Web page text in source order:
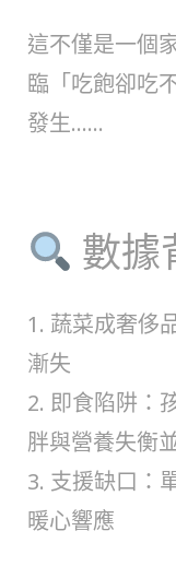
這不僅是一個
臨「吃飽卻吃
發生……
數據
1. 蔬菜成奢侈
漸失
2. 即食陷阱：
胖與營養失衡
3. 支援缺口：
暖心響應